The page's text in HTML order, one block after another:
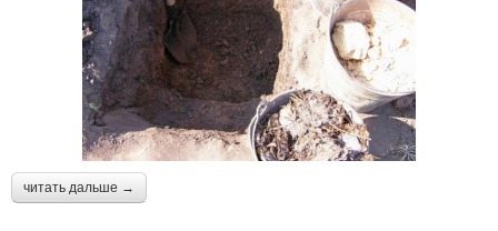
читать дальше →